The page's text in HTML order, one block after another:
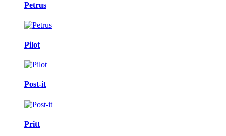
Petrus
Pilot
Post-it
Pritt